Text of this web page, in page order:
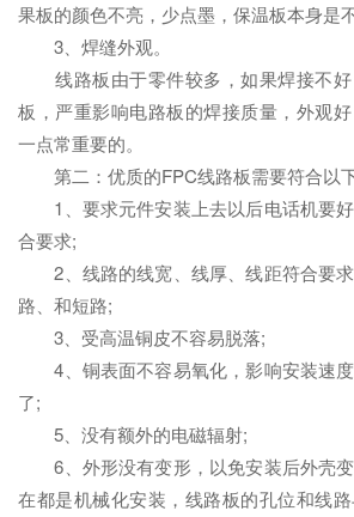
果板的颜色不亮，少点墨，保温板本身是不
3、焊缝外观。
线路板由于零件较多，如果焊接不好
板，严重影响电路板的焊接质量，外观
一点常重要的。
第二：优质的FPC线路板需要符合以
1、要求元件安装上去以后电话机要
合要求;
2、线路的线宽、线厚、线距符合要
路、和短路;
3、受高温铜皮不容易脱落;
4、铜表面不容易氧化，影响安装速
了;
5、没有额外的电磁辐射;
6、外形没有变形，以免安装后外壳
在都是机械化安装，线路板的孔位和线